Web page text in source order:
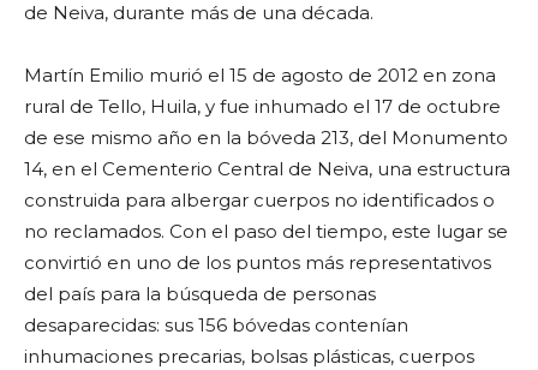
de Neiva, durante más de una década.
Martín Emilio murió el 15 de agosto de 2012 en zona
rural de Tello, Huila, y fue inhumado el 17 de octubre
de ese mismo año en la bóveda 213, del Monumento
14, en el Cementerio Central de Neiva, una estructura
construida para albergar cuerpos no identificados o
no reclamados. Con el paso del tiempo, este lugar se
convirtió en uno de los puntos más representativos
del país para la búsqueda de personas
desaparecidas: sus 156 bóvedas contenían
inhumaciones precarias, bolsas plásticas, cuerpos